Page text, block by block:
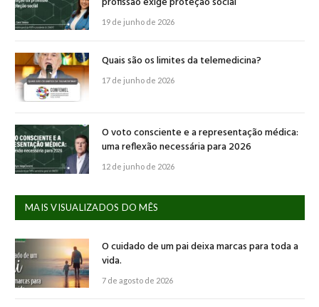
19 de junho de 2026
Quais são os limites da telemedicina?
17 de junho de 2026
O voto consciente e a representação médica:
uma reflexão necessária para 2026
12 de junho de 2026
MAIS VISUALIZADOS DO MÊS
O cuidado de um pai deixa marcas para toda a
vida.
7 de agosto de 2026